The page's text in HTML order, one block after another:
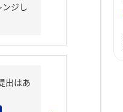
ジし
出はあ